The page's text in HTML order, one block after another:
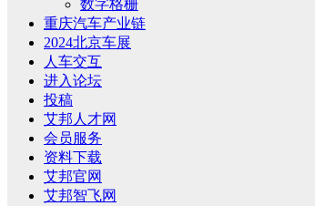
数字格栅
重庆汽车产业链
2024北京车展
人车交互
进入论坛
投稿
艾邦人才网
会员服务
资料下载
艾邦官网
艾邦智飞网